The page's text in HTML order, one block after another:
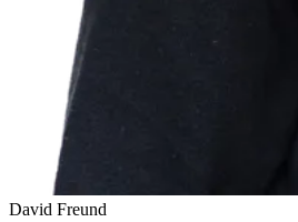
David Freund